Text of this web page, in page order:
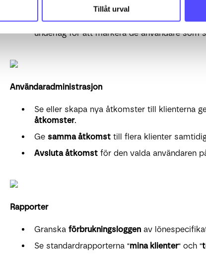
Tillåt urval
Använd filter för att se vilka medarbetare
När partnerinställningarnaaktiveraspå
underlag för att markera de användare som
Användaradministrasjon
Se eller skapa nya åtkomster till klienterna
åtkomster.
Ge samma åtkomsttill flera klienter
Avsluta åtkomstför den valda användaren
Rapporter
Granska förbrukningsloggenav
Se standardrapporterna "mina klienter" och "